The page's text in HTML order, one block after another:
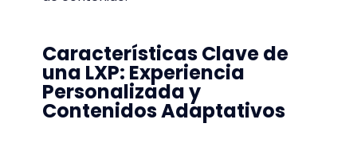
Características Clave de
una LXP: Experiencia
Personalizada y
Contenidos Adaptativos